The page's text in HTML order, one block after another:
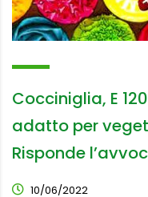
Cocciniglia, E
adatto per
Risponde
10/06/2022